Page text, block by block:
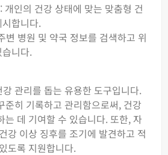
개인의 건강 상태에 맞는 맞춤형 건
합니다.
변 병원 및 약국 정보를 검색하고 위
니다.
관리를 돕는 유용한 도구입니다.
준히 기록하고 관리함으로써, 건강
는 데 기여할 수 있습니다. 또한, 자
강 이상 징후를 조기에 발견하고 적
도록 지원합니다.